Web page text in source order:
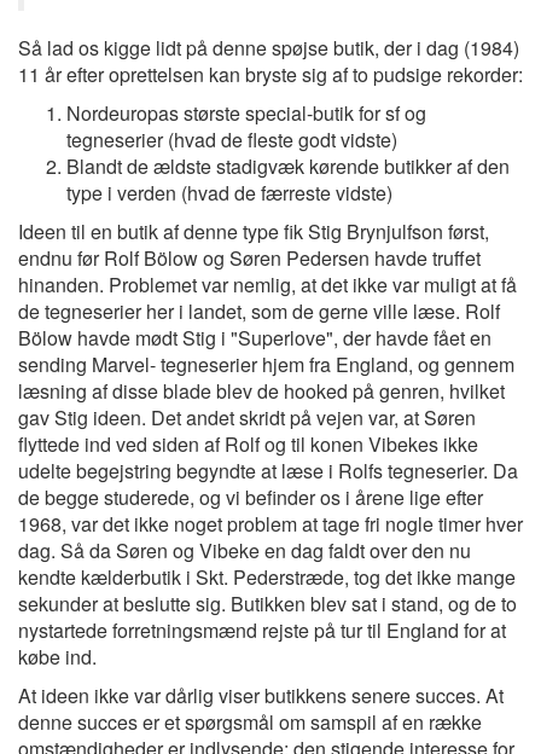
Så lad os kigge lidt på denne spøjse butik, der i dag (1984)
11 år efter oprettelsen kan bryste sig af to pudsige rekorder:
Nordeuropas største special-butik for sf og
tegneserier (hvad de fleste godt vidste)
Blandt de ældste stadigvæk kørende butikker af den
type i verden (hvad de færreste vidste)
Ideen til en butik af denne type fik Stig Brynjulfson først,
endnu før Rolf Bölow og Søren Pedersen havde truffet
hinanden. Problemet var nemlig, at det ikke var muligt at få
de tegneserier her i landet, som de gerne ville læse. Rolf
Bölow havde mødt Stig i "Superlove", der havde fået en
sending Marvel- tegneserier hjem fra England, og gennem
læsning af disse blade blev de hooked på genren, hvilket
gav Stig ideen. Det andet skridt på vejen var, at Søren
flyttede ind ved siden af Rolf og til konen Vibekes ikke
udelte begejstring begyndte at læse i Rolfs tegneserier. Da
de begge studerede, og vi befinder os i årene lige efter
1968, var det ikke noget problem at tage fri nogle timer hver
dag. Så da Søren og Vibeke en dag faldt over den nu
kendte kælderbutik i Skt. Pederstræde, tog det ikke mange
sekunder at beslutte sig. Butikken blev sat i stand, og de to
nystartede forretningsmænd rejste på tur til England for at
købe ind.
At ideen ikke var dårlig viser butikkens senere succes. At
denne succes er et spørgsmål om samspil af en række